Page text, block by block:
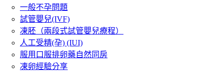
一般不孕問題
試管嬰兒(IVF)
凍胚（兩段式試管嬰兒療程）
人工受精(孕) (IUI)
服用口服排卵藥自然同房
凍卵經驗分享